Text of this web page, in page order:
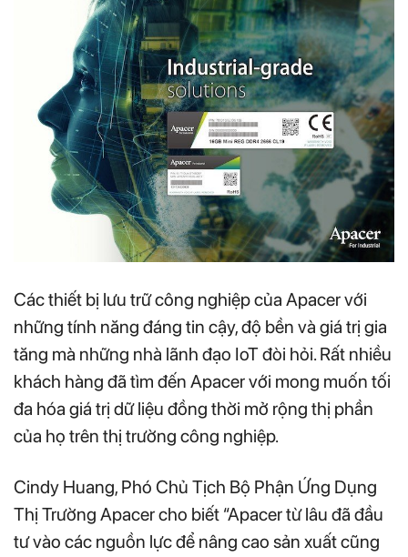
Các thiết bị lưu trữ công nghiệp của Apacer với
những tính năng đáng tin cậy, độ bền và giá trị gia
tăng mà những nhà lãnh đạo IoT đòi hỏi. Rất nhiều
khách hàng đã tìm đến Apacer với mong muốn tối
đa hóa giá trị dữ liệu đồng thời mở rộng thị phần
của họ trên thị trường công nghiệp.
Cindy Huang, Phó Chủ Tịch Bộ Phận Ứng Dụng
Thị Trường Apacer cho biết “Apacer từ lâu đã đầu
tư vào các nguồn lực để nâng cao sản xuất cũng